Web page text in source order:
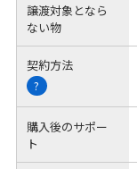
譲渡対象となら
ない物
契約方法
?
購入後のサポー
ト